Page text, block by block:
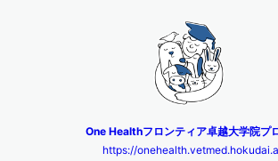
One Healthフロンティア卓越大学院プ
https://